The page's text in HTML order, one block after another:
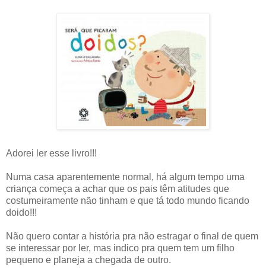
Adorei ler esse livro!!!
Numa casa aparentemente normal, há algum tempo uma
criança começa a achar que os pais têm atitudes que
costumeiramente não tinham e que tá todo mundo ficando
doido!!!
Não quero contar a história pra não estragar o final de quem
se interessar por ler, mas indico pra quem tem um filho
pequeno e planeja a chegada de outro.